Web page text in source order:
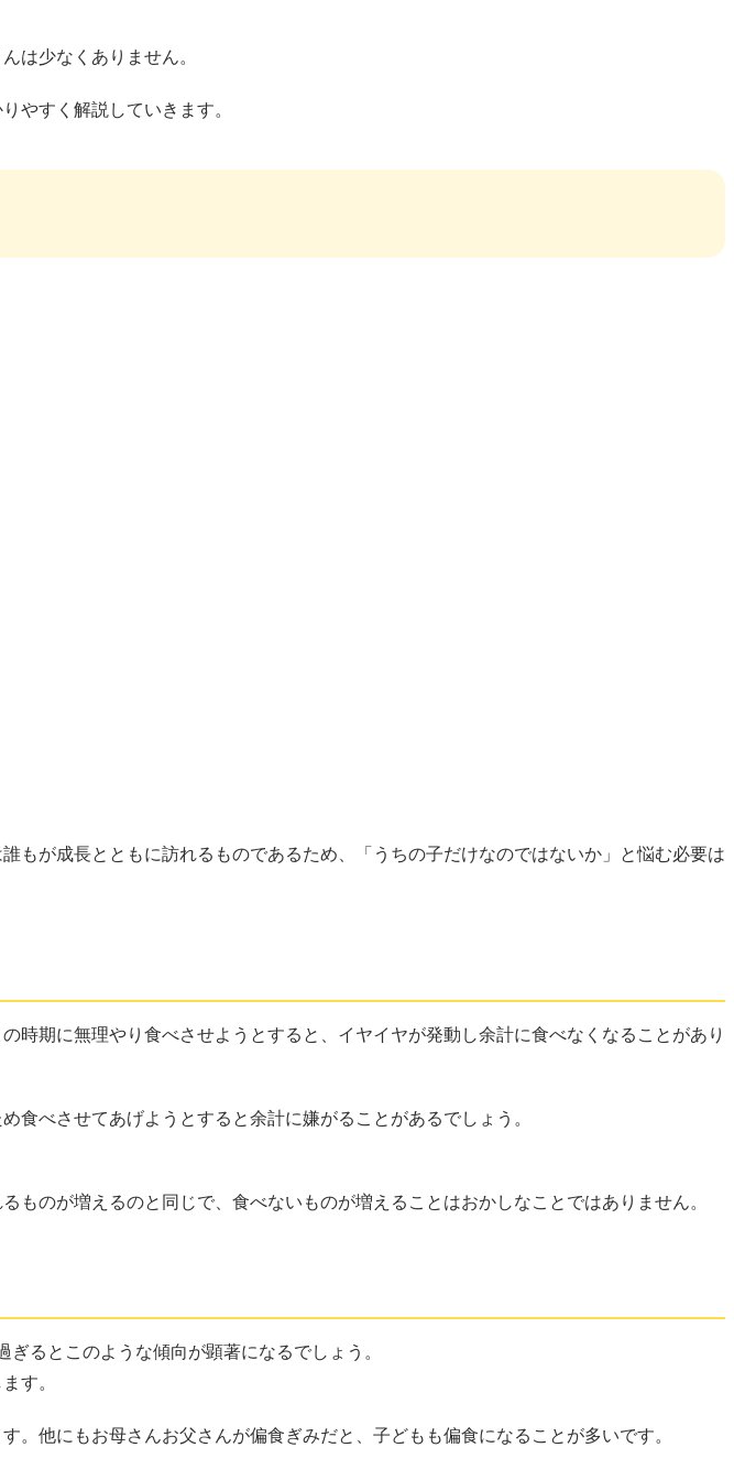
は少なくありません。
やすく解説していきます。
誰もが成長とともに訪れるものであるため、「うちの子だけなのではないか」と悩む必要は
期に無理やり食べさせようとすると、イヤイヤが発動し余計に食べなくなることがあり
食べさせてあげようとすると余計に嫌がることがあるでしょう。
のが増えるのと同じで、食べないものが増えることはおかしなことではありません。
るとこのような傾向が顕著になるでしょう。
す。
他にもお母さんお父さんが偏食ぎみだと、子どもも偏食になることが多いです。